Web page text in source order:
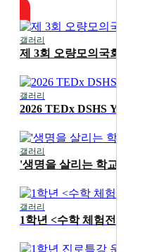
갤러리
제 3회 오량모의국회
갤러리
2026 TEDx DSHS Youth '디
갤러리
'생명을 살리는 학교' 1학기
갤러리
1학년 <수학 체험전> 운영